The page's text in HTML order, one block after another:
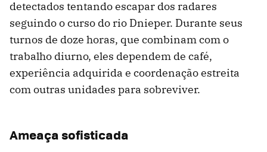
detectados tentando escapar dos radares
seguindo o curso do rio Dnieper. Durante seus
turnos de doze horas, que combinam com o
trabalho diurno, eles dependem de café,
experiência adquirida e coordenação estreita
com outras unidades para sobreviver.
Ameaça sofisticada